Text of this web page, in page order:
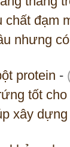
đạm
nhưng
protein -
tốt
xây